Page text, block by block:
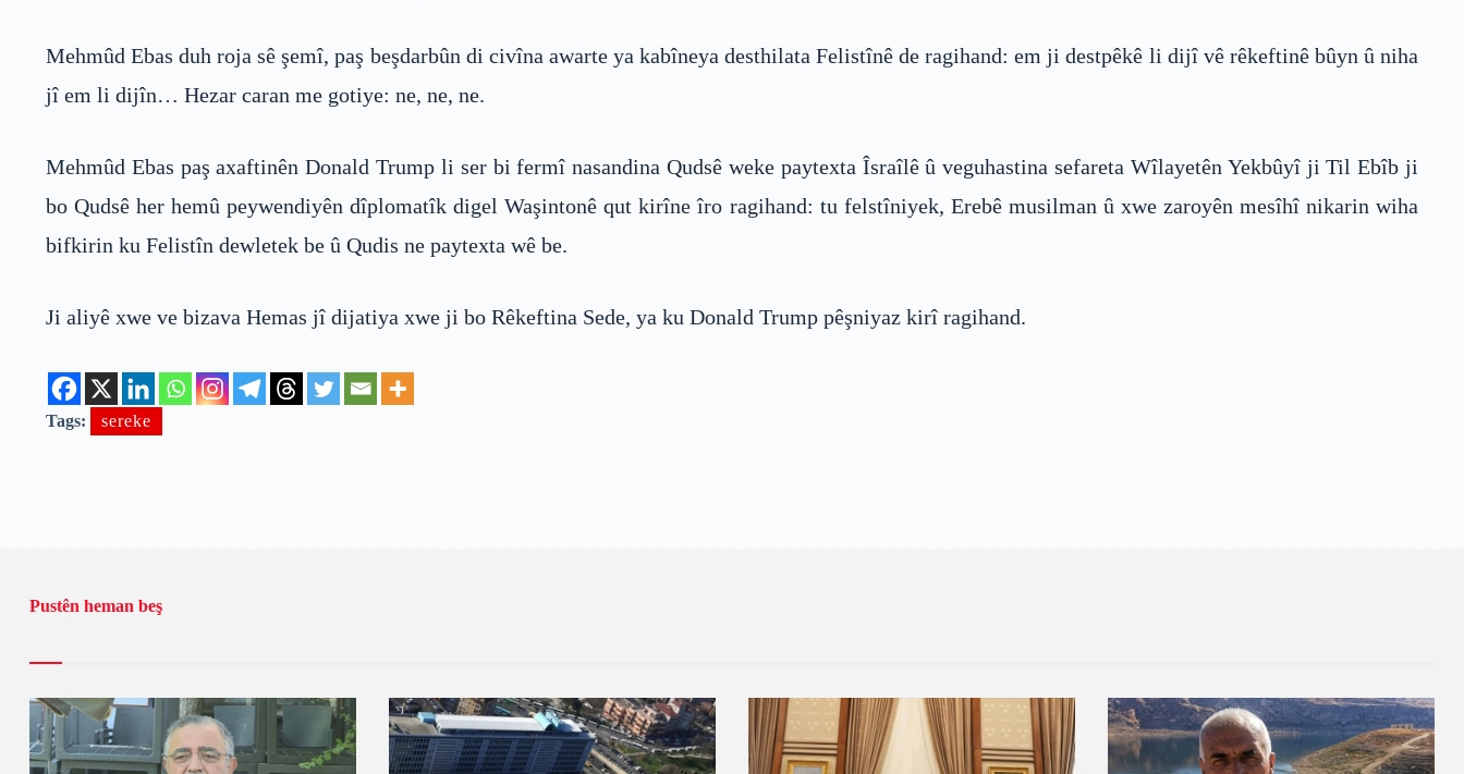
Mehmûd Ebas duh roja sê şemî, paş beşdarbûn di civîna awarte ya kabîneya desthilata Felistînê de ragihand: em ji destpêkê li dijî vê rêkeftinê bûyn û niha
jî em li dijîn… Hezar caran me gotiye: ne, ne, ne.
Mehmûd Ebas paş axaftinên Donald Trump li ser bi fermî nasandina Qudsê weke paytexta Îsraîlê û veguhastina sefareta Wîlayetên Yekbûyî ji Til Ebîb ji
bo Qudsê her hemû peywendiyên dîplomatîk digel Waşintonê qut kirîne îro ragihand: tu felstîniyek, Erebê musilman û xwe zaroyên mesîhî nikarin wiha
bifkirin ku Felistîn dewletek be û Qudis ne paytexta wê be.
Ji aliyê xwe ve bizava Hemas jî dijatiya xwe ji bo Rêkeftina Sede, ya ku Donald Trump pêşniyaz kirî ragihand.
Tags: sereke
Pustên heman beş